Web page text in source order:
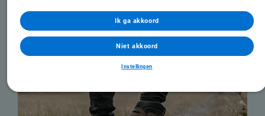
Liever thuis trainen dan in de sportschool? Ontvang 25% korting op cardio-
en krachtapparaten en fitness accessoires van Tunturi.
Korting Tunturi fitnessproducten
Instellingen
Niet akkoord
Ik ga akkoord